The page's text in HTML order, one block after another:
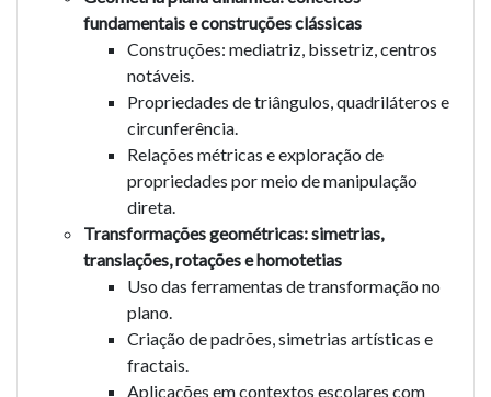
fundamentais e construções clássicas
Construções: mediatriz, bissetriz, centros
notáveis.
Propriedades de triângulos, quadriláteros e
circunferência.
Relações métricas e exploração de
propriedades por meio de manipulação
direta.
Transformações geométricas: simetrias,
translações, rotações e homotetias
Uso das ferramentas de transformação no
plano.
Criação de padrões, simetrias artísticas e
fractais.
Aplicações em contextos escolares com